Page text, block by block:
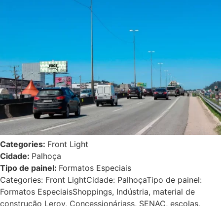
Categories: Front Light
Cidade: Palhoça
Tipo de painel: Formatos Especiais
Categories: Front LightCidade: PalhoçaTipo de painel:
Formatos EspeciaisShoppings, Indústria, material de
construção Leroy, Concessionáriass, SENAC, escolas,